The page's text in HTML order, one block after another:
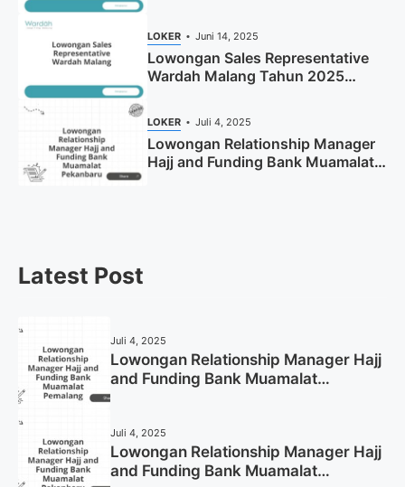
LOKER Juni 14, 2025
Lowongan Sales Representative
Wardah Malang Tahun 2025
LOKER Juli 4, 2025
Lowongan Relationship Manager
Hajj and Funding Bank Muamalat
Latest Post
Juli 4, 2025
Lowongan Relationship Manager Hajj
and Funding Bank Muamalat
Juli 4, 2025
Lowongan Relationship Manager Hajj
and Funding Bank Muamalat